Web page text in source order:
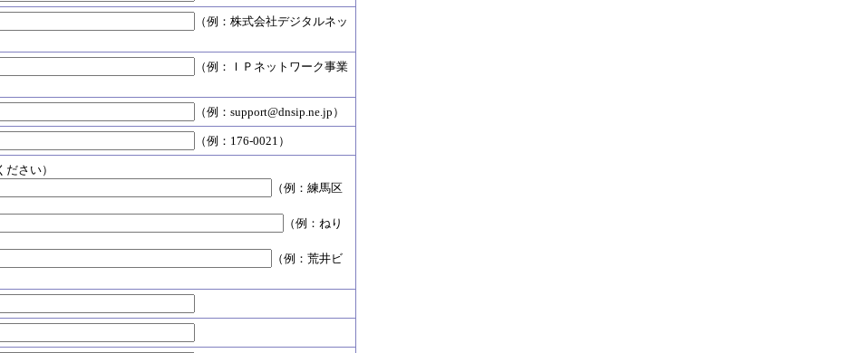
（例：株式会社デジタルネッ
（例：ＩＰネットワーク事業
（例：support@dnsip.ne.jp）
（例：176-0021）
ださい）
（例：練馬区
（例：ねり
（例：荒井ビ